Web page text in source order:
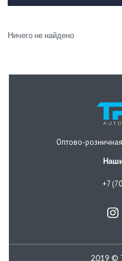
Ничего не найдено
Оптово-
+7
2019 ©